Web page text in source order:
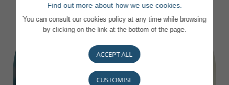
Find out more about how we use cookies.
You can consult our cookies policy at any time while browsing
by clicking on the link at the bottom of the page.
ACCEPT ALL
CUSTOMISE